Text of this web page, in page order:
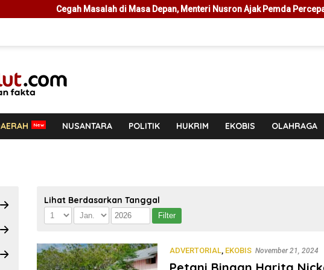
Cegah Masalah di Masa Depan, Menteri Nusron Ajak Pemda Percepat
NUSANTARA POLITIK HUKRIM EKOBIS OLAHRAGA
Lihat Berdasarkan Tanggal
ADVERTORIAL EKOBIS November 21, 2024